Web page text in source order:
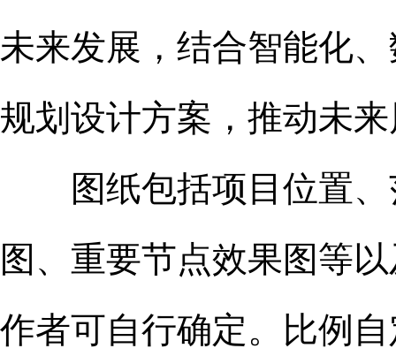
未来发展，结合智能化
规划设计方案，推动未
图纸包括项目位置、
图、重要节点效果图等
作者可自行确定。比例